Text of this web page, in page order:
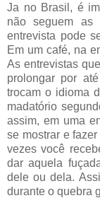
Ja no Brasil, é
não seguem as
entrevista pode
Em um café, na
As entrevistas
prolongar por
trocam o idioma
madatório
assim, em uma
se mostrar e
vezes você
dar aquela
dele ou dela.
durante o quebra